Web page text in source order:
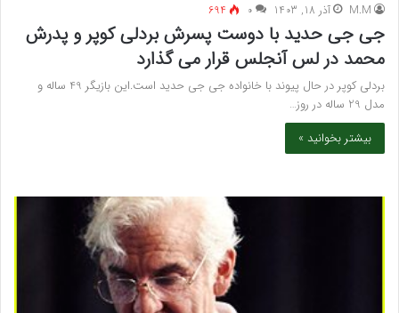
M.M آذر 18, 1403 ۰ 694
جی جی حدید با دوست پسرش بردلی کوپر و پدرش
محمد در لس آنجلس قرار می گذارد
بردلی کوپر در حال پیوند با خانواده جی جی حدید است.این بازیگر 49 ساله و
مدل 29 ساله در روز…
بیشتر بخوانید »